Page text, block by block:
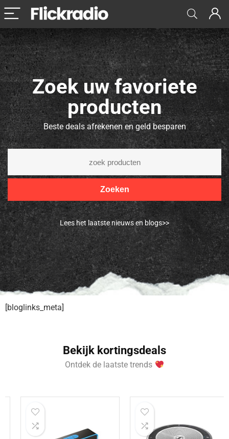
Zoek uw favoriete
producten
Beste deals afrekenen en geld besparen
Zoeken
Lees het laatste nieuws en blogs>>
[bloglinks_meta]
Bekijk kortingsdeals
Ontdek de laatste trends